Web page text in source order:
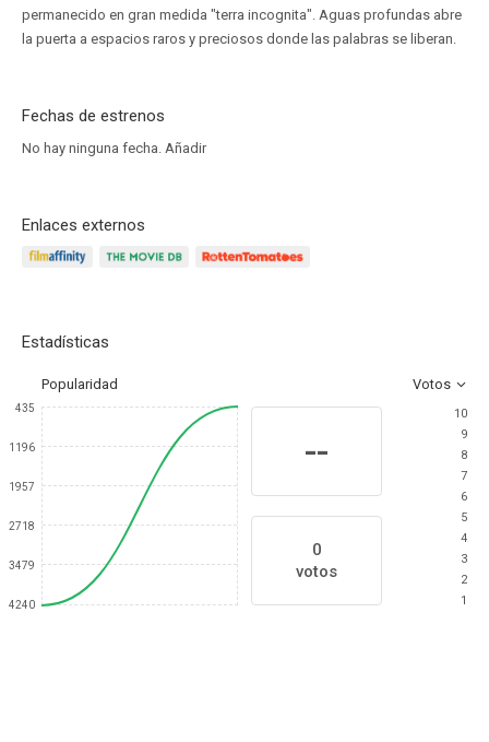
permanecido en gran medida "terra incognita". Aguas profundas abre
la puerta a espacios raros y preciosos donde las palabras se liberan.
Fechas de estrenos
No hay ninguna fecha. Añadir
Enlaces externos
Estadísticas
Popularidad Votos
435
1196
1957
2718
3479
4240
--
0
votos
10
9
8
7
6
5
4
3
2
1